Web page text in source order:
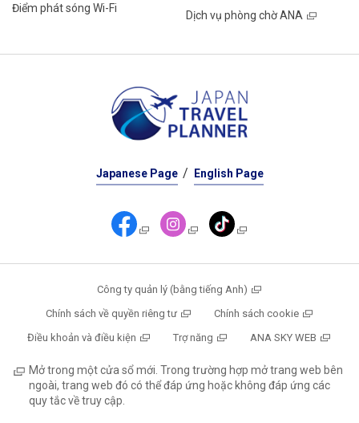
Điểm phát sóng Wi-Fi
Dịch vụ phòng chờ ANA
Japanese Page English Page
Công ty quản lý (bằng tiếng Anh)
Chính sách về quyền riêng tư
Chính sách cookie
Điều khoản và điều kiện
Trợ năng ANA SKY WEB
Mở trong một cửa sổ mới. Trong trường hợp mở trang web bên
ngoài, trang web đó có thể đáp ứng hoặc không đáp ứng các
quy tắc về truy cập.